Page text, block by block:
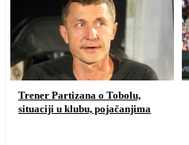
Trener Partizana o Tobolu,
situaciji u klubu, pojačanjima